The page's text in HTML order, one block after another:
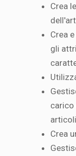
Crea
Crea
gli
carico
articoli
Crea